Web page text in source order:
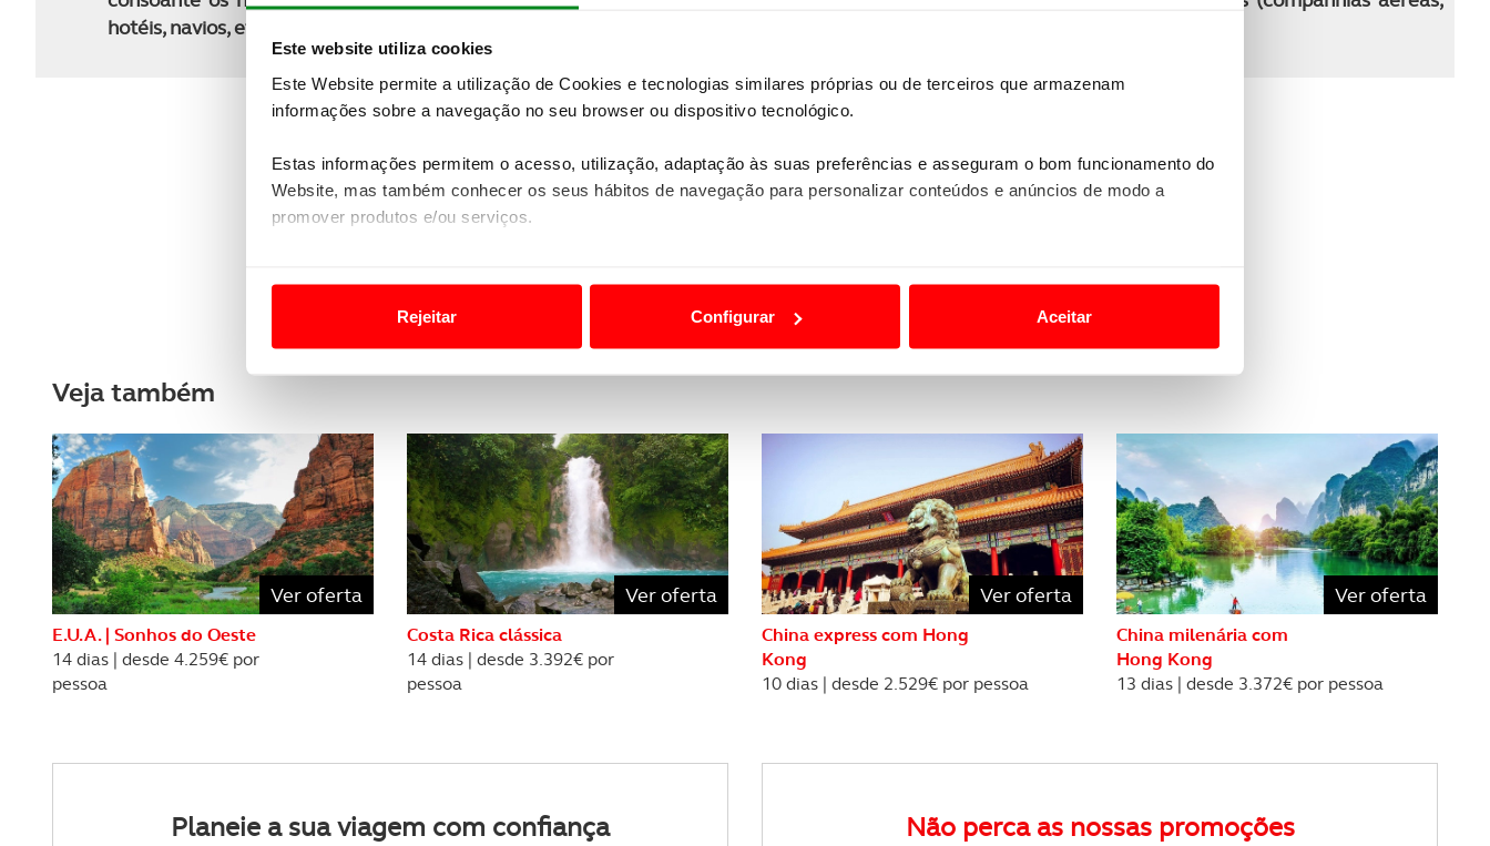
Este website utiliza cookies
Este Website permite a utilização de Cookies e tecnologias similares próprias ou de terceiros que armazenam
informações sobre a navegação no seu browser ou dispositivo tecnológico.
Estas informações permitem o acesso, utilização, adaptação às suas preferências e asseguram o bom funcionamento do
Website, mas também conhecer os seus hábitos de navegação para personalizar conteúdos e anúncios de modo a
promover produtos e/ou serviços.
Usamos cookies para melhorar a sua experiência digital, personalizar conteúdos e anúncios, para lhe proporcionar
funcionalidades de redes sociais, bem como para analisar dados de navegação no nosso website.
e organizações na UE e em países terceiros.
O ACP garantirá que as transferências internacionais de dados pessoais serão realizadas apenas com o seu
consentimento e quando tal se afigure estritamente necessário no contexto dos serviços a prestar.
Realçamos que o bloqueio de certo tipo de Cookies e tecnologias similares pode ter impacto na sua experiência de
navegação no Website e nos serviços disponibilizados.
Consulte a política de cookies do site.
Rejeitar Configurar Aceitar
hotéis, navios, etc.), será apresentado o melhor preço disponível no momento da consulta e/ou reserva
Quer saber mais detalhes sobre esta viagem?
PEDIDO DE INFORMAÇÕES
Não encontrou o seu destino nas nossas ofertas online?
Temos mais viagens e experiências à sua espera.
Veja também
Ver oferta
E.U.A. | Sonhos do Oeste
14 dias | desde 4.259€ por
pessoa
Ver oferta
Costa Rica clássica
14 dias | desde 3.392€ por
pessoa
Ver oferta
China express com Hong
Kong
10 dias | desde 2.529€ por pessoa
Ver oferta
China milenária com
Hong Kong
13 dias | desde 3.372€ por pessoa
Planeie a sua viagem com confiança Não perca as nossas promoções